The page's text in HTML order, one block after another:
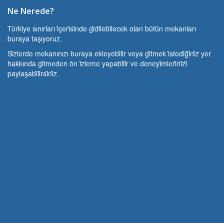
Ne Nerede?
Türki̇ye sınırları i̇çeri̇si̇nde gi̇di̇lebi̇lecek olan bütün mekanları
buraya taşıyoruz.
Si̇zlerde mekanınızı buraya ekleyebi̇li̇r veya gi̇tmek i̇stedi̇ği̇ni̇z yer
hakkında gi̇tmeden ön i̇zleme yapabi̇li̇r ve deneyi̇mleri̇ni̇zi̇
paylaşabi̇li̇rsi̇ni̇z.